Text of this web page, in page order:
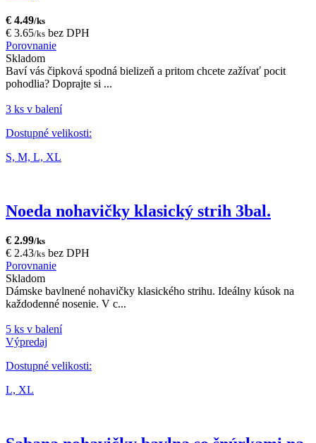
€ 4.49/ks
€ 3.65/ks bez DPH
Porovnanie
Skladom
Baví vás čipková spodná bielizeň a pritom chcete zažívať pocit
pohodlia? Doprajte si ...
3 ks v balení
Dostupné velikosti:
S, M, L, XL
Noeda nohavičky klasický strih 3bal.
€ 2.99/ks
€ 2.43/ks bez DPH
Porovnanie
Skladom
Dámske bavlnené nohavičky klasického strihu. Ideálny kúsok na
každodenné nosenie. V c...
5 ks v balení
Výpredaj
Dostupné velikosti:
L, XL